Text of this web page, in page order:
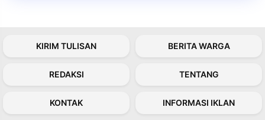
KIRIM TULISAN BERITA WARGA
REDAKSI TENTANG
KONTAK INFORMASI IKLAN